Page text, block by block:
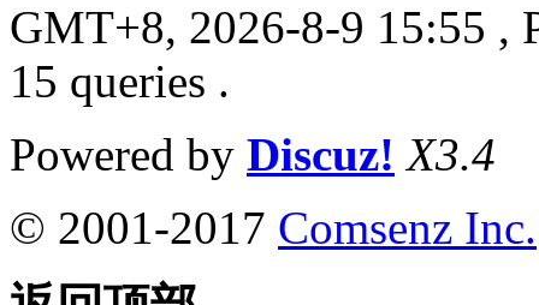
GMT+8, 2026-8-9 15:55 ,
15 queries .
Powered by Discuz! X3.4
© 2001-2017 Comsenz Inc.